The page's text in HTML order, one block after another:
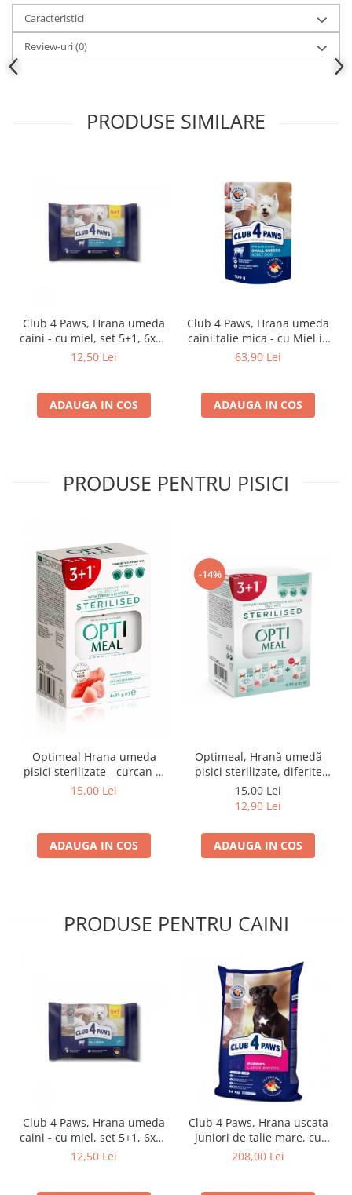
Caracteristici
Review-uri(0)
PRODUSE SIMILARE
Club 4 Paws, Hrana umeda
caini - cu miel, set 5+1, 6x80
g
12,50 Lei
ADAUGA IN COS
Club 4 Paws, Hrana umeda
caini talie mica - cu Miel in
sos, set 24*100g
63,90 Lei
ADAUGA IN COS
PRODUSE PENTRU PISICI
Optimeal Hrana umeda
pisici sterilizate - curcan si
pui in sos, set 3+1,
15,00 Lei
ADAUGA IN COS
-14%
Optimeal, Hrană umedă
pisici sterilizate, diferite
arome, (3+1), 0.34kg
15,00 Lei
12,90 Lei
ADAUGA IN COS
PRODUSE PENTRU CAINI
Club 4 Paws, Hrana umeda
caini - cu miel, set 5+1, 6x80
g
12,50 Lei
Club 4 Paws, Hrana uscata
juniori de talie mare, cu
pui, 14kg
208,00 Lei